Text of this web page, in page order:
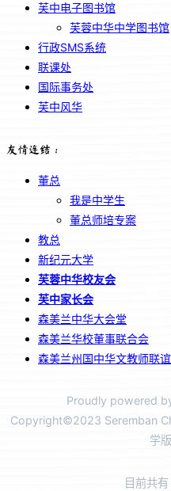
芙中电子图书馆
芙蓉中华中学图书馆
行政SMS系统
联课处
国际事务处
芙中风华
友情连结：
董总
我是中学生
董总师培专案
教总
新纪元大学
芙蓉中华校友会
芙中家长会
森美兰中华大会堂
森美兰华校董事联合会
森美兰州国中华文教师联
Proudly powered
Copyright©2023 Seremban
学
目前共有